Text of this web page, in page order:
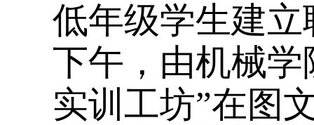
低年级学生建
下午，由机械
实训工坊”在图